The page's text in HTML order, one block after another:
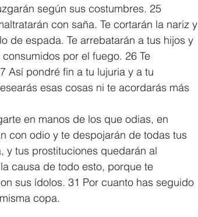
según sus costumbres. 25
con saña. Te cortarán la nariz y
de espada. Te arrebatarán a tus hijos y
por el fuego. 26 Te
Así pondré fin a tu lujuria y a tu
esas cosas ni te acordarás más
en manos de los que odias, en
con odio y te despojarán de todas tus
y tus prostituciones quedarán al
causa de todo esto, porque te
sus ídolos. 31 Por cuanto has seguido
copa.